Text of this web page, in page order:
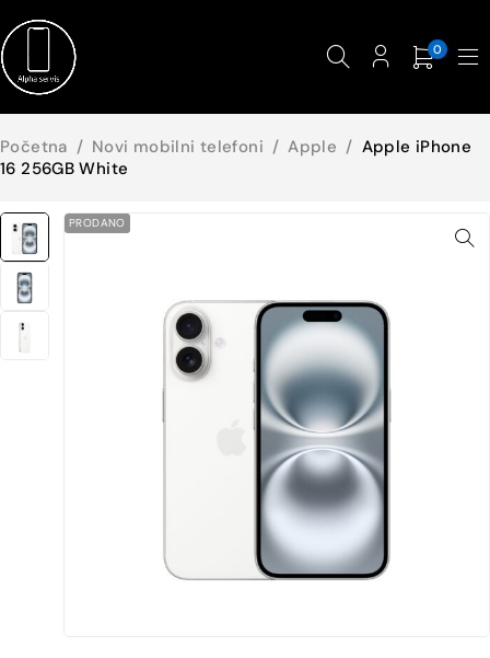
0
Početna / Novi mobilni telefoni / Apple / Apple iPhone
16 256GB White
PRODANO